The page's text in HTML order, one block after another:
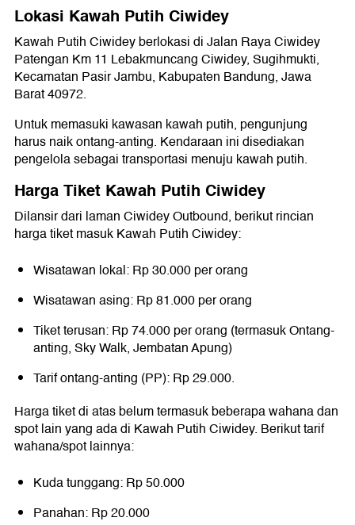
Lokasi Kawah Putih Ciwidey
Kawah Putih Ciwidey berlokasi di Jalan Raya Ciwidey
Patengan Km 11 Lebakmuncang Ciwidey, Sugihmukti,
Kecamatan Pasir Jambu, Kabupaten Bandung, Jawa
Barat 40972.
Untuk memasuki kawasan kawah putih, pengunjung
harus naik ontang-anting. Kendaraan ini disediakan
pengelola sebagai transportasi menuju kawah putih.
Harga Tiket Kawah Putih Ciwidey
Dilansir dari laman Ciwidey Outbound, berikut rincian
harga tiket masuk Kawah Putih Ciwidey:
Wisatawan lokal: Rp 30.000 per orang
Wisatawan asing: Rp 81.000 per orang
Tiket terusan: Rp 74.000 per orang (termasuk Ontang-
anting, Sky Walk, Jembatan Apung)
Tarif ontang-anting (PP): Rp 29.000.
Harga tiket di atas belum termasuk beberapa wahana dan
spot lain yang ada di Kawah Putih Ciwidey. Berikut tarif
wahana/spot lainnya:
Kuda tunggang: Rp 50.000
Panahan: Rp 20.000